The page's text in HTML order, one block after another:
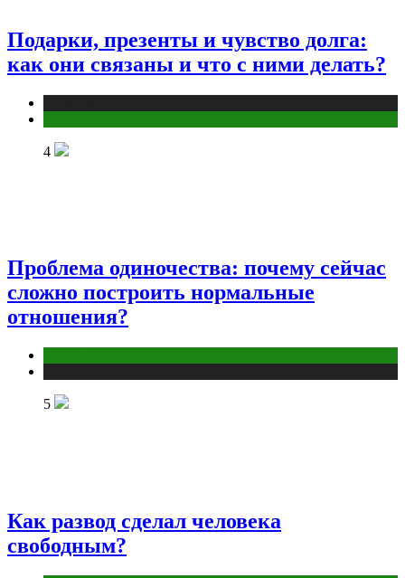
Подарки, презенты и чувство долга:
как они связаны и что с ними делать?
4
Проблема одиночества: почему сейчас
сложно построить нормальные
отношения?
5
Как развод сделал человека
свободным?